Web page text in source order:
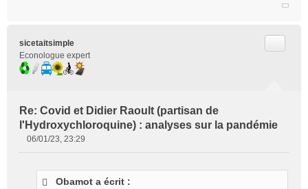
sicetaitsimple
Econologue expert
Re: Covid et Didier Raoult (partisan de
l'Hydroxychloroquine) : analyses sur la pandémie
06/01/23, 23:29
Obamot a écrit :